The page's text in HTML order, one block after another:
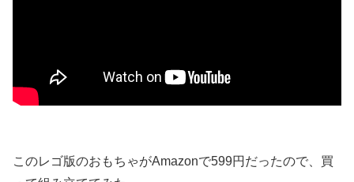
このレゴ版のおもちゃがAmazonで599円だったので、買